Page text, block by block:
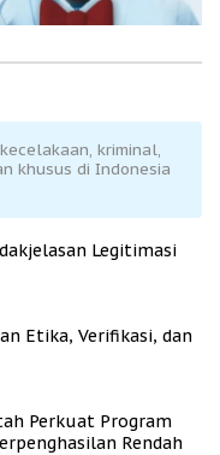
kriminal,
khusus di Indonesia
Legitimasi
Etika, Verifikasi, dan
Perkuat Program
Rendah